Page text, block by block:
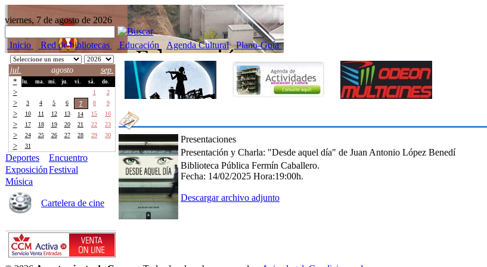
viernes, 7 de agosto de 2026
Inicio Red de bibliotecas Educación Agenda Cultural Plano-Guía
jul. agosto
sep.
*
lu. ma. mi. ju. vi. sá. do.
> 1 2
> 3 4 5 6 7 8 9
> 10 11 12 13 14 15 16
> 17 18 19 20 21 22 23
> 24 25 26 27 28 29 30
> 31
Deportes
Encuentro
ExposiciónFestival
Música
Cartelera de cine
Presentaciones
Presentación y Charla: "Desde aquel día" de Juan Antonio López Benedí
Biblioteca Pública Fermín Caballero.
Fecha: 14/02/2025 Hora:19:00h.
Descargar archivo adjunto